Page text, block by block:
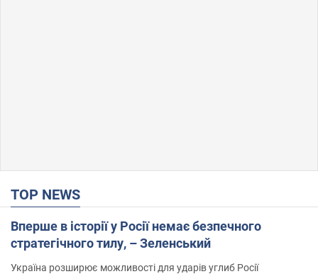
TOP NEWS
Вперше в історії у Росії немає безпечного
стратегічного тилу, – Зеленський
Україна розширює можливості для ударів углиб Росії